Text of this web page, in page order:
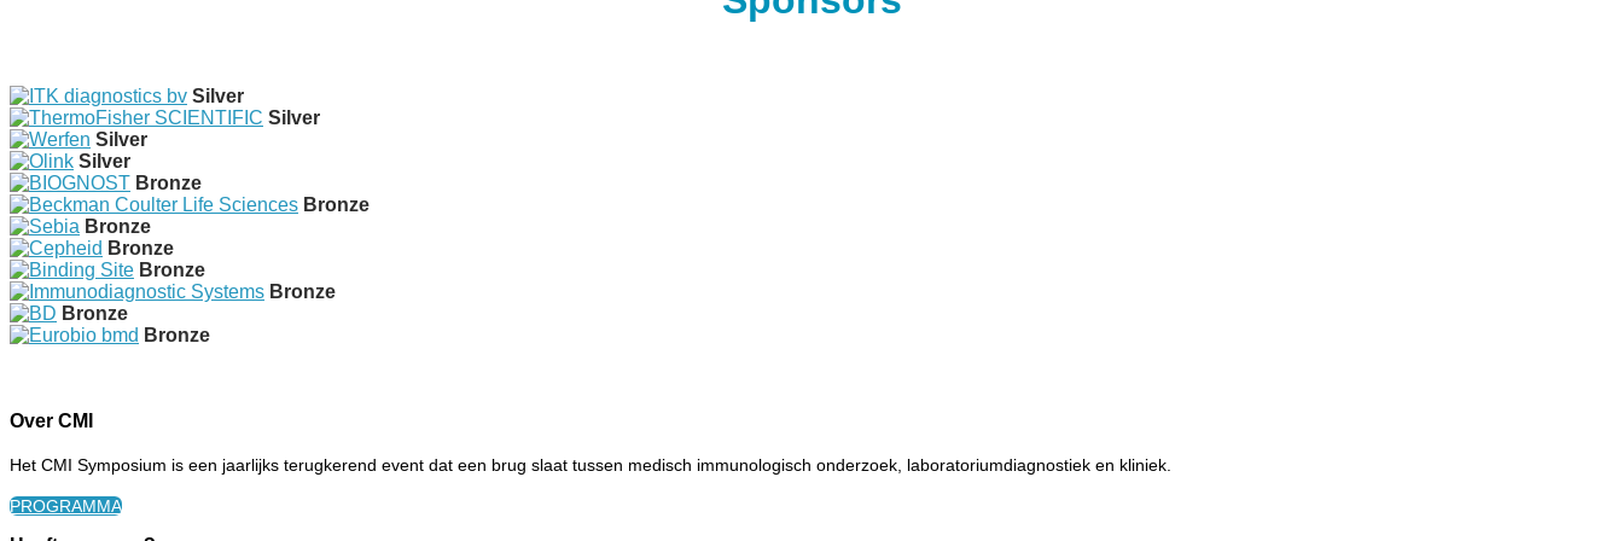
Silver
Silver
Silver
Silver
Bronze
Bronze
Bronze
Bronze
Bronze
Bronze
Bronze
Bronze
Over CMI
Het CMI Symposium is een jaarlijks terugkerend event dat een brug slaat tussen medisch immunologisch onderzoek, laboratoriumdiagnostiek en kliniek.
PROGRAMMA